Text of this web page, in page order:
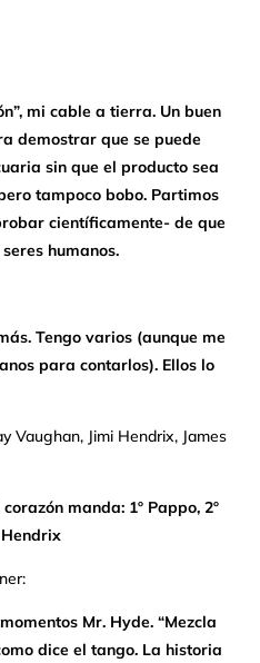
mi cable a tierra. Un buen
demostrar que se puede
sin que el producto sea
tampoco bobo. Partimos
científicamente- de que
humanos.
Tengo varios (aunque me
para contarlos). Ellos lo
Vaughan, Jimi Hendrix, James
manda: 1º Pappo, 2º
Hendrix
Mr. Hyde. “Mezcla
dice el tango. La historia